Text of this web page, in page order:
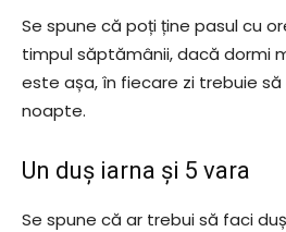
Se spune că poți ține pasul cu
timpul săptămânii, dacă dormi
este așa, în fiecare zi trebuie
noapte.
Un duș iarna și 5 vara
Se spune că ar trebui să faci